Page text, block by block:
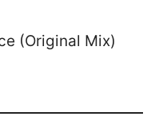
(Original Mix)